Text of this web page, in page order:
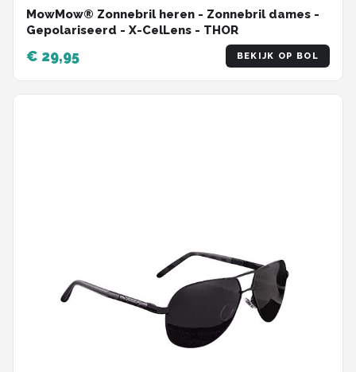
MowMow® Zonnebril heren - Zonnebril dames -
Gepolariseerd - X-CelLens - THOR
€ 29,95 BEKIJK OP BOL